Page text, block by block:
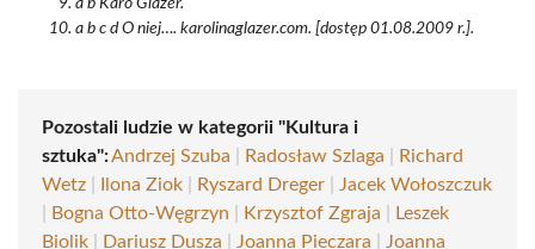
a b Karo Glazer.
a b c d O niej…. karolinaglazer.com. [dostęp 01.08.2009 r.].
Pozostali ludzie w kategorii "Kultura i
sztuka":Andrzej Szuba Radosław Szlaga
Richard
Wetz
Ilona Ziok Ryszard Dreger
Jacek Wołoszczuk
Bogna Otto-Węgrzyn Krzysztof Zgraja
Leszek
Biolik
Dariusz Dusza Joanna Pieczara
Joanna